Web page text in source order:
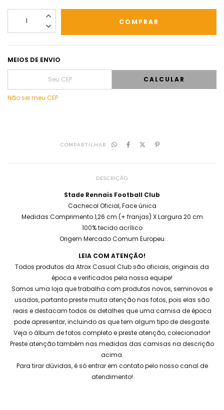
MEIOS DE ENVIO
CALCULAR
Não sei meu CEP
COMPARTILHAR
DESCRIÇÃO
Stade Rennais Football Club
Cachecol Oficial, Face única
Medidas:Comprimento 1,26 cm (+ franjas) X Largura 20 cm
100% tecido acrílico
Origem Mercado Comum Europeu
LEIA COM ATENÇÃO!
Todos produtos da Atrox Casual Club são oficiais, originais da
época e verificados pela nossa equipe!
Somos uma loja que trabalha com produtos novos, seminovos e
usados, portanto preste muita atenção nas fotos, pois elas são
reais e destacam todos os detalhes que uma camisa de época
pode apresentar, incluindo as que tem algum tipo de desgaste.
Veja o álbum de fotos completo e preste atenção, colecionador!
Preste atenção também nas medidas das camisas na descrição
acima.
Para tirar dúvidas, é só entrar em contato pelo nosso canal de
atendimento!